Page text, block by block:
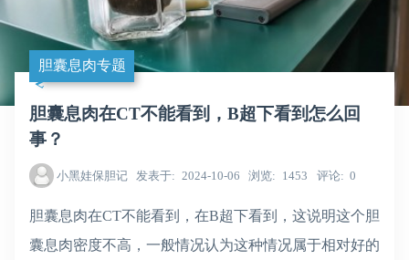
胆囊息肉专题
胆囊息肉在CT不能看到，B超下看到怎么回
事？
小黑娃保胆记 发表于 2024-10-06 浏览 1453 评论 0
胆囊息肉在CT不能看到，在B超下看到，这说明这个胆
囊息肉密度不高，一般情况认为这种情况属于相对好的